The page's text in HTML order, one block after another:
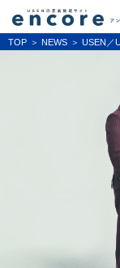
TOP NEWS USEN／